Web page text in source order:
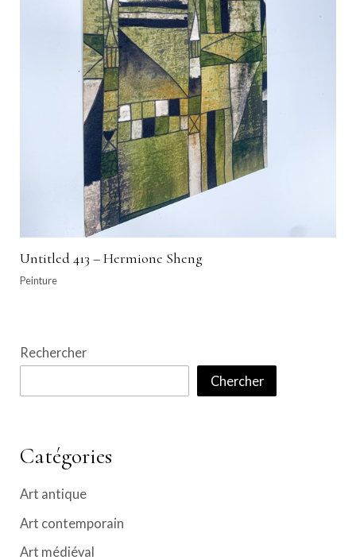
Untitled 413 – Hermione Sheng
Peinture
Rechercher
Chercher
Catégories
Art antique
Art contemporain
Art médiéval